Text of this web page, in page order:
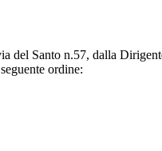
del Santo n.57, dalla
ordine: